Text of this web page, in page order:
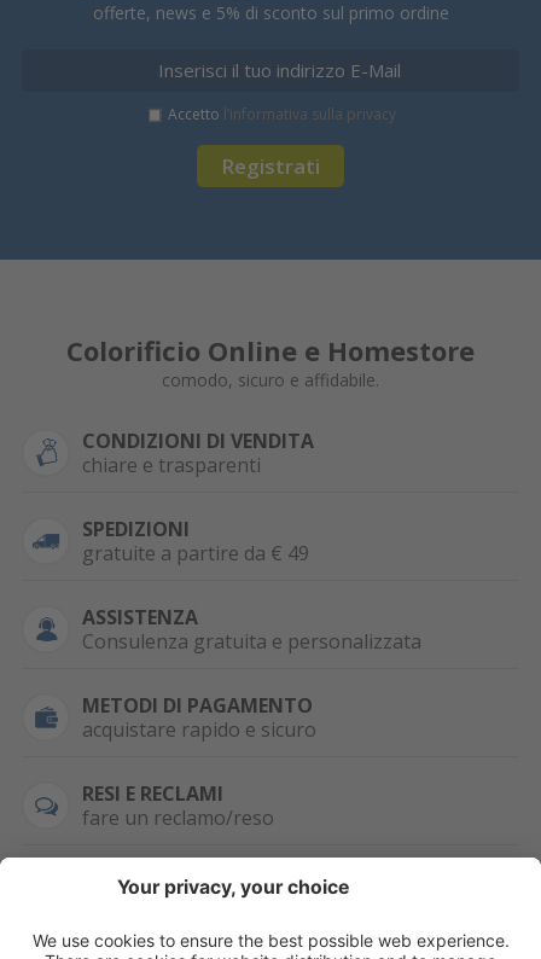
offerte, news e 5% di sconto sul primo ordine
Registrati
Accetto l’informativa sulla privacy
Colorificio Online e Homestore
comodo, sicuro e affidabile.
CONDIZIONI DI VENDITA
chiare e trasparenti
SPEDIZIONI
gratuite a partire da € 49
ASSISTENZA
Consulenza gratuita e personalizzata
METODI DI PAGAMENTO
acquistare rapido e sicuro
RESI E RECLAMI
fare un reclamo/reso
SEMPRE DISPONIBILE
0471 506798
HAI LA PARTITA